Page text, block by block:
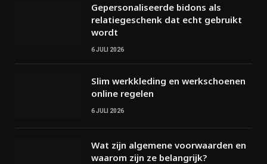
Gepersonaliseerde bidons als
relatiegeschenk dat echt gebruikt
wordt
6 JULI 2026
Slim werkkleding en werkschoenen
online regelen
6 JULI 2026
Wat zijn algemene voorwaarden en
waarom zijn ze belangrijk?